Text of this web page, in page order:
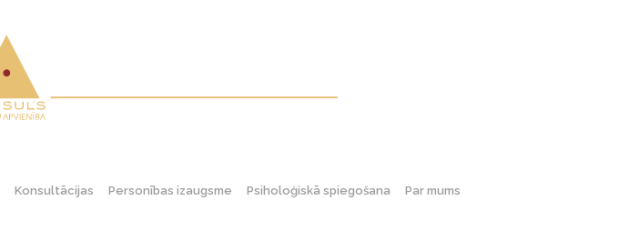
Konsultācijas Personības izaugsme Psiholoģiskā spiegošana Par mums